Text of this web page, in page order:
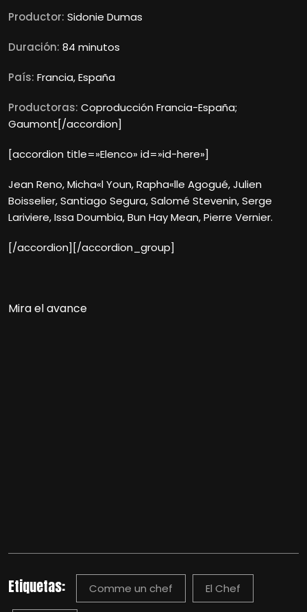
Productor: Sidonie Dumas
Duración: 84 minutos
País: Francia, España
Productoras: Coproducción Francia-España;
Gaumont[/accordion]
[accordion title=»Elenco» id=»id-here»]
Jean Reno, Micha«l Youn, Rapha«lle Agogué, Julien
Boisselier, Santiago Segura, Salomé Stevenin, Serge
Lariviere, Issa Doumbia, Bun Hay Mean, Pierre Vernier.
[/accordion][/accordion_group]
Mira el avance
Etiquetas: Comme un chef El Chef